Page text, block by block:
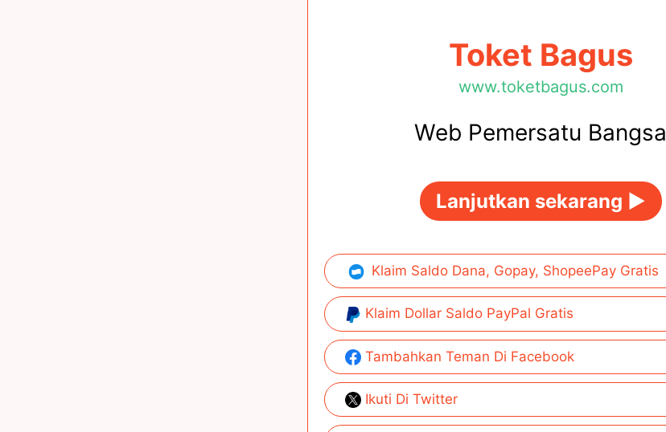
Toket Bagus
www.toketbagus.com
Web Pemersatu Bangsa
Lanjutkan sekarang ►
Klaim Saldo Dana, Gopay, ShopeePay Gratis
Klaim Dollar Saldo PayPal Gratis
Tambahkan Teman Di Facebook
Ikuti Di Twitter